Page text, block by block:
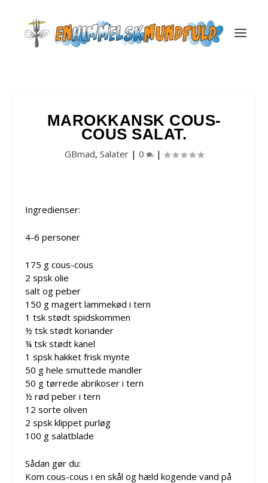
MAROKKANSK COUS-
COUS SALAT.
GBmad, Salater | 0 |
Ingredienser:
4-6 personer
175 g cous-cous
2 spsk olie
salt og peber
150 g magert lammekød i tern
1 tsk stødt spidskommen
½ tsk stødt koriander
¼ tsk stødt kanel
1 spsk hakket frisk mynte
50 g hele smuttede mandler
50 g tørrede abrikoser i tern
½ rød peber i tern
12 sorte oliven
2 spsk klippet purløg
100 g salatblade
Sådan gør du:
Kom cous-cous i en skål og hæld kogende vand på